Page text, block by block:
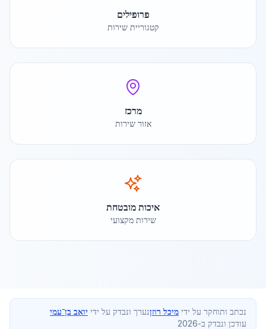
פרופילים
קטגוריית שירות
מרכז
אזור שירות
איכות מובטחת
שירות מקצועי
נכתב ותוחקר על ידי מיכל רוזןנערך ונבדק על ידי יואב בן־עמי
עודכן ונבדק ב-2026